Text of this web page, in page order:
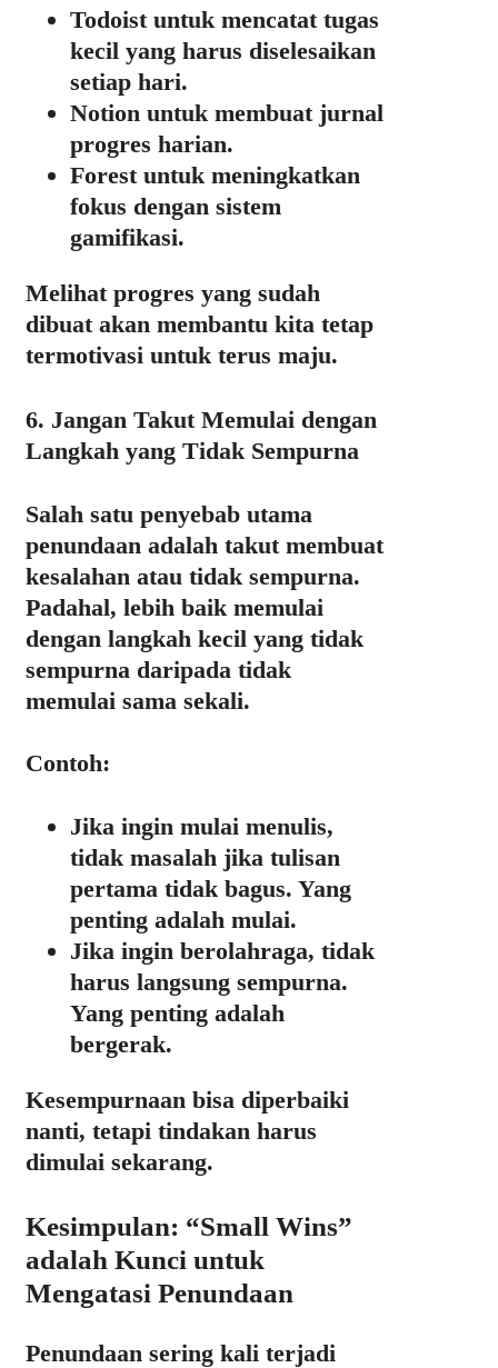
Todoistuntuk mencatat tugas
kecil yang harus diselesaikan
setiap hari.
Notion untuk membuat jurnal
progres harian.
Forestuntuk meningkatkan
fokus dengan sistem
gamifikasi.
Melihat progres yang sudah
dibuat akan membantu kita tetap
termotivasi untuk terus maju.
6. Jangan Takut Memulai dengan
Langkah yang Tidak Sempurna
Salah satu penyebab utama
penundaan adalah takut membuat
kesalahan atau tidak sempurna.
Padahal, lebih baik memulai
dengan langkah kecil yang tidak
sempurna daripada tidak
memulai sama sekali.
Contoh:
Jika ingin mulai menulis,
tidak masalah jika tulisan
pertama tidak bagus. Yang
penting adalah mulai.
Jika ingin berolahraga, tidak
harus langsung sempurna.
Yang penting adalah
bergerak.
Kesempurnaan bisa diperbaiki
nanti, tetapi tindakan harus
dimulai sekarang.
Kesimpulan: “Small Wins”
adalah Kunci untuk
Mengatasi Penundaan
Penundaan sering kali terjadi